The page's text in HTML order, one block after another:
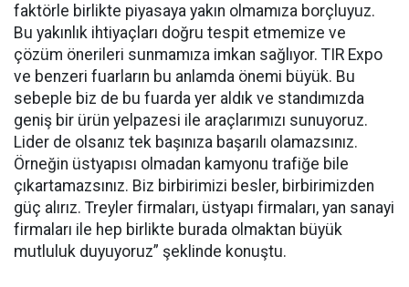
faktörle birlikte piyasaya yakın olmamıza borçluyuz.
Bu yakınlık ihtiyaçları doğru tespit etmemize ve
çözüm önerileri sunmamıza imkan sağlıyor. TIR Expo
ve benzeri fuarların bu anlamda önemi büyük. Bu
sebeple biz de bu fuarda yer aldık ve standımızda
geniş bir ürün yelpazesi ile araçlarımızı sunuyoruz.
Lider de olsanız tek başınıza başarılı olamazsınız.
Örneğin üstyapısı olmadan kamyonu trafiğe bile
çıkartamazsınız. Biz birbirimizi besler, birbirimizden
güç alırız. Treyler firmaları, üstyapı firmaları, yan sanayi
firmaları ile hep birlikte burada olmaktan büyük
mutluluk duyuyoruz” şeklinde konuştu.